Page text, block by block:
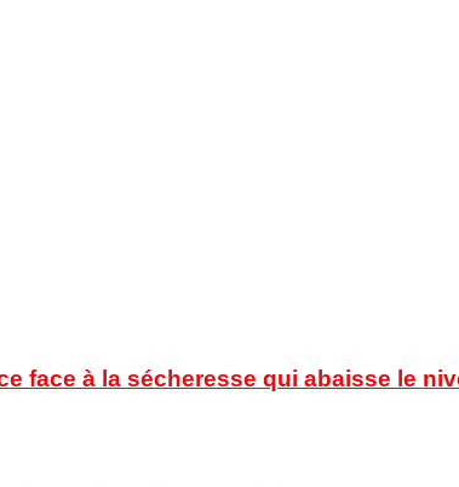
face à la sécheresse qui abaisse le